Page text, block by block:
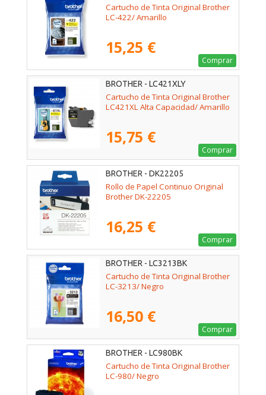
Cartucho de Tinta Original Brother
LC-422/ Amarillo
15,25 €
Comprar
BROTHER - LC421XLY
Cartucho de Tinta Original Brother
LC421XL Alta Capacidad/ Amarillo
15,75 €
Comprar
BROTHER - DK22205
Rollo de Papel Continuo Original
Brother DK-22205
16,25 €
Comprar
BROTHER - LC3213BK
Cartucho de Tinta Original Brother
LC-3213/ Negro
16,50 €
Comprar
BROTHER - LC980BK
Cartucho de Tinta Original Brother
LC-980/ Negro